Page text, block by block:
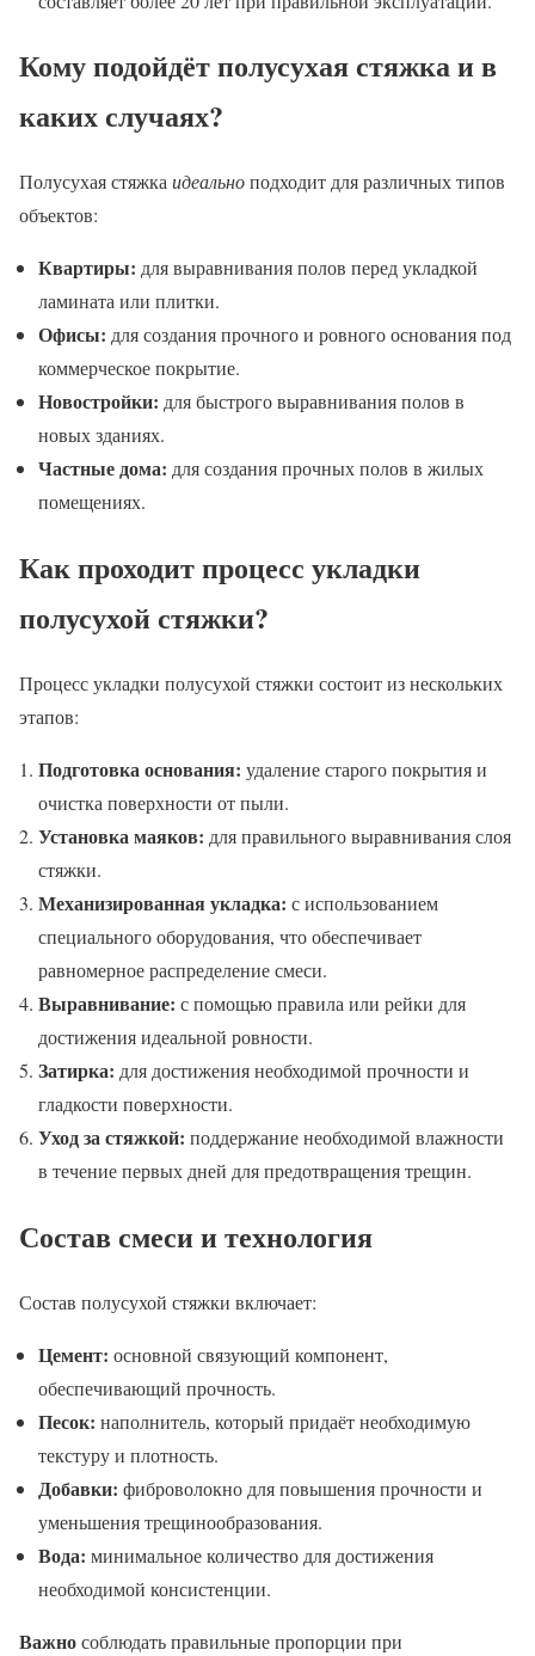
Кому подойдёт полусухая стяжка и в
каких случаях?
Полусухая стяжкаидеальноподходит для различных типов
объектов:
Квартиры: для выравнивания полов перед укладкой
ламината или плитки.
Офисы: для создания прочного и ровного основания под
коммерческое покрытие.
Новостройки: для быстрого выравнивания полов в
новых зданиях.
Частные дома: для создания прочных полов в жилых
помещениях.
Как проходит процесс укладки
полусухой стяжки?
Процесс укладки полусухой стяжки состоит из нескольких
этапов:
Подготовка основания: удаление старого покрытия и
очистка поверхности от пыли.
Установка маяков: для правильного выравнивания слоя
стяжки.
Механизированная укладка: с использованием
специального оборудования, что обеспечивает
равномерное распределение смеси.
Выравнивание: с помощью правила или рейки для
достижения идеальной ровности.
Затирка: для достижения необходимой прочности и
гладкости поверхности.
Уход за стяжкой: поддержание необходимой влажности
в течение первых дней для предотвращения трещин.
Состав смеси и технология
Состав полусухой стяжки включает:
Цемент: основной связующий компонент,
обеспечивающий прочность.
Песок: наполнитель, который придаёт необходимую
текстуру и плотность.
Добавки: фиброволокно для повышения прочности и
уменьшения трещинообразования.
Вода: минимальное количество для достижения
необходимой консистенции.
Важнособлюдать правильные пропорции при